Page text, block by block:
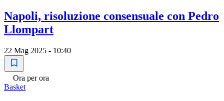
Napoli, risoluzione consensuale con Pedro
Llompart
22 Mag 2025 - 10:40
Ora per ora
Basket